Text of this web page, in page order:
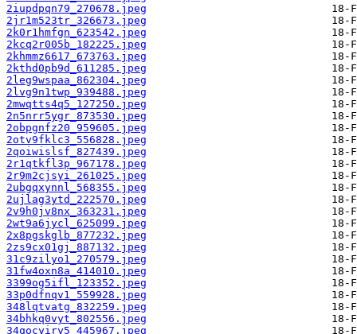
2iupdpqn79_270678.jpeg
2jr1m523tr_326673.jpeg
2k0r1hmfgn_623542.jpeg
2kcq2r005b_182225.jpeg
2khmmz6617_673763.jpeg
2kthd0pb9d_611285.jpeg
2leg9wspaa_862304.jpeg
2lvg9n1twp_939488.jpeg
2mwqtts4q5_127250.jpeg
2n5nrr5ygr_873530.jpeg
2obpgnfz20_959605.jpeg
2otv9fklc3_556828.jpeg
2qoiwislsf_827439.jpeg
2r1qtkfl3p_967178.jpeg
2r9m2cjsyi_261025.jpeg
2ubgqxynnl_568355.jpeg
2ujlag3ytd_222570.jpeg
2v9h0jv8nx_363231.jpeg
2wt9a6jycl_625099.jpeg
2x8pgskglb_877232.jpeg
2zs9cx01gj_887132.jpeg
31c9zilyo1_270579.jpeg
31fw4oxn8a_414010.jpeg
3399og5ifl_123352.jpeg
33p0dfnqv1_559928.jpeg
348lqtvatg_832259.jpeg
34bhkq0vyt_802556.jpeg
34qocyiry5_445967.jpeg